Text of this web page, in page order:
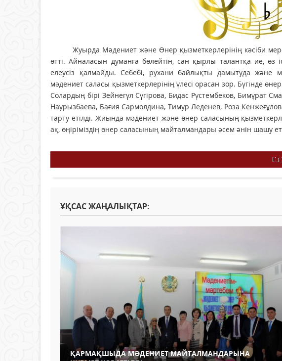
Жуырда Мәдениет және Өнер қызметкерлерінің кәсіби
өтті. Айналасын думанға бөлейтін, сан қырлы талантқа ие, өз
елеусіз қалмайды. Себебі, рухани байлықты дамытуда және
мәдениет саласы қызметкерлерінің үлесі орасан зор. Бүгінде
Солардың бірі Зейнегүл Сүгірова, Бидас Рүстембеков, Бимұрат
Наурызбаева, Бағия Сармолдина, Тимур Леденев, Роза
тарту етілді. Жиында мәдениет және өнер саласының
ақ, өңіріміздің өнер саласының майталмандары әсем әнін шашу
ҰҚСАС ЖАҢАЛЫҚТАР:
ҚАРМАҚШЫДА МӘДЕНИЕТ МАЙТАЛМАНДАРЫНА